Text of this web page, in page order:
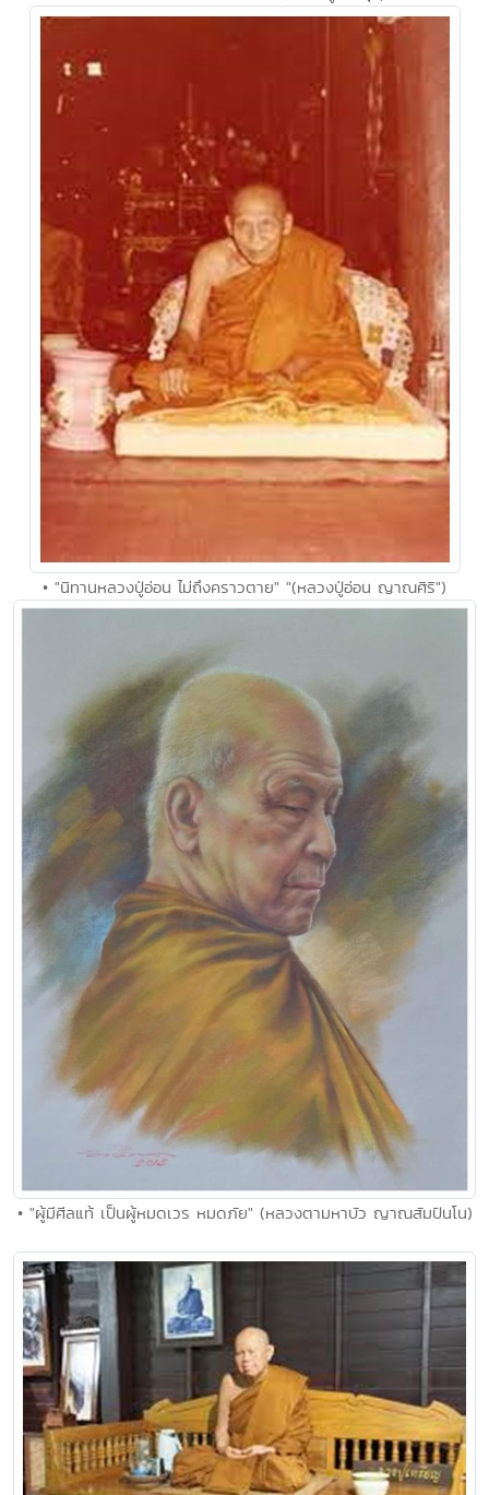
• "นิทานหลวงปู่อ่อน ไม่ถึงคราวตาย" "(หลวงปู่อ่อน ญาณศิริ")
• "ผู้มีศีลแท้ เป็นผู้หมดเวร หมดภัย" (หลวงตามหาบัว ญาณสัมปันโน)